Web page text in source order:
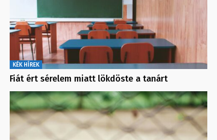
KÉK HÍREK
Fiát ért sérelem miatt lökdöste a tanárt